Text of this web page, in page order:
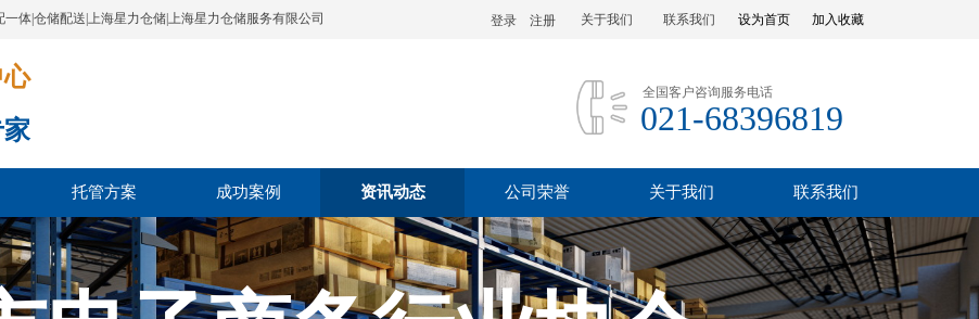
体|仓储配送|上海星力仓储|上海星力仓储服务有限公司 设为首页 加入收藏
登录 注册 联系我们
关于我们
全国客户咨询服务电话
021-68396819
托管方案 成功案例 资讯动态 公司荣誉 关于我们 联系我们